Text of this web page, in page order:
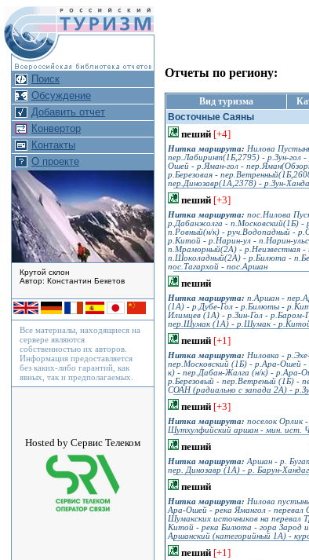
Поиск
Обсуждение
Добавить отчет
Конвертор
Контакты
О проекте
Крутой склон
Автор: Константин Бекетов
Все материалы, находящиеся на
сервере являются
собственностью их авторов.
Информация предоставляется
без каких-либо гарантий, как
явных, так и предполагаемых.
Hosted by Сервис Телеком
Отчеты по региону:
Вид туризма
Восточные Саяны
пеший [+4]
Нитка маршрута: Нилова
пер.Лабиринт(1Б,2795) - р.Зун-гол
Ошей - р.Яман-гол -
р.Березовая -
пер.Динозавр(1А,2378) - р.Зун-
пеший [+3]
Нитка маршрута: пос.Нилова
р.Дабанжолга - п.Московский(1Б)
п.Ровный(н/к) - руч.Водопадный -
р.Китой - р.Нарин-ул - п.Нарин-
п.Мраморный(2А) - р.Неизвестная
п.Шоколадный(2А) - р.Билюта -
пос.Тагархой - пос.Аршан
пеший
Нитка маршрута: п.Аршан -
(1А) - р.Дубе-Гол - р.Билюты -
Илимцев (1А) - р.Зин-Гол -
пер.Шумак (1А) - р.Шумак -
пеший [+1]
Нитка маршрута: Ниловка -
пер.Московский (1Б) - р.Ара-Ошей -
к) - пер.Дабан-Жалга (н/к) - р.Ара-
р.Березовый - пер.Ветреный (1Б) -
СОАН (радиально с запада 2А) -
пеший [+3]
Нитка маршрута: поселок Орлик
Шутхулфийский аршан - мин. ист.
пеший
Нитка маршрута: Аршан - р.
пер. Динозавр (1A) - р. Барун-
пеший
Нитка маршрута: Нилова
Ара-Ошей - река Ямангол - перевал
Шумакских источников на
Китой - река Билюта - гора Зарод
Аршанский (категорийный 1А) -
пеший [+1]